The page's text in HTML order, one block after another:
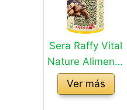
Sera Raffy Vital
Nature Alimento
Compuesto para
Tortugas, 190 g
Ver más